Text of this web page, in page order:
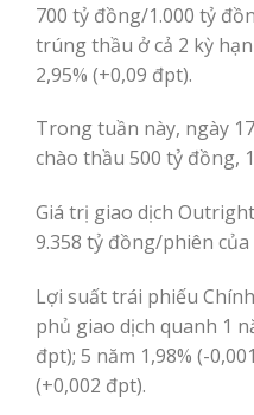
700 tỷ đồng/1.000 tỷ
trúng thầu ở cả 2 kỳ
2,95% (+0,09 đpt).
Trong tuần này, ngày
chào thầu 500 tỷ đồng,
Giá trị giao dịch
9.358 tỷ đồng/phiên
Lợi suất trái phiếu
phủ giao dịch quanh 1
đpt); 5 năm 1,98% (-
(+0,002 đpt).